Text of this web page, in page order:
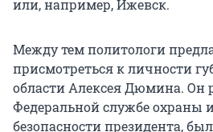
или, например, Ижевск.
Между тем политологи
присмотреться к личности
области Алексея Дюмина. Он
Федеральной службе охраны
безопасности президента,